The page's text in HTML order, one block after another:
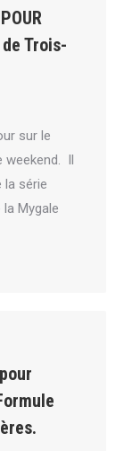
de Trois-
sur le
weekend. Il
la série
la Mygale